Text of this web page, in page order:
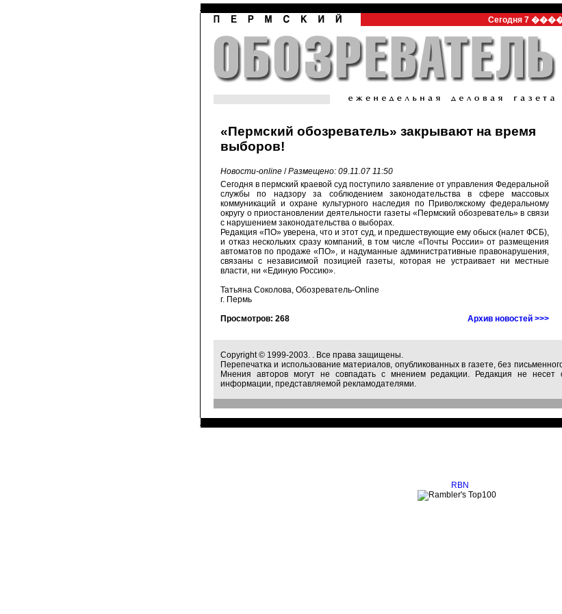
Сегодня 7
«Пермский обозреватель» закрывают на время
выборов!
Новости-online /Размещено: 09.11.07 11:50
Сегодня в пермский краевой суд поступило заявление от управления Федеральной
службы по надзору за соблюдением законодательства в сфере массовых
коммуникаций и охране культурного наследия по Приволжскому федеральному
округу о приостановлении деятельности газеты «Пермский обозреватель» в связи
с нарушением законодательства о выборах.
Редакция «ПО» уверена, что и этот суд, и предшествующие ему обыск (налет ФСБ),
и отказ нескольких сразу компаний, в том числе «Почты России» от размещения
автоматов по продаже «ПО», и надуманные административные правонарушения,
связаны с независимой позицией газеты, которая не устраивает ни местные
власти, ни «Единую Россию».
Татьяна Соколова, Обозреватель-Online
г. Пермь
Просмотров: 268
Архив новостей >>>
Copyright © 1999-2003. . Все права защищены.
Перепечатка и использование материалов, опубликованных в газете, без
Мнения авторов могут не совпадать с мнением редакции. Редакция не несет
информации, представляемой рекламодателями.
RBN